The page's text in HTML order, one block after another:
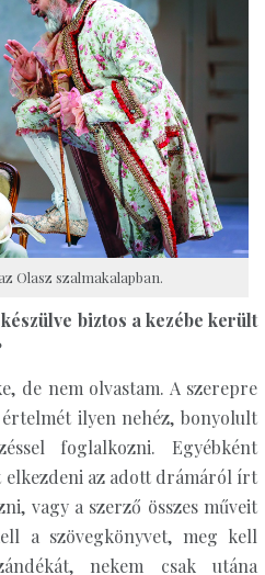
Olasz szalmakalapban.
biztos a kezébe került
de nem olvastam. A szerepre
ilyen nehéz, bonyolult
foglalkozni. Egyébként
elkezdeni az adott drámáról írt
vagy a szerző összes műveit
a szövegkönyvet, meg kell
nekem csak utána